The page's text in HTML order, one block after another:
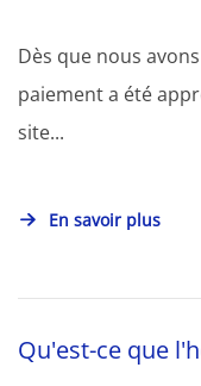
Dès que nous
paiement a été
site...
En savoir plus
Qu'est-ce que